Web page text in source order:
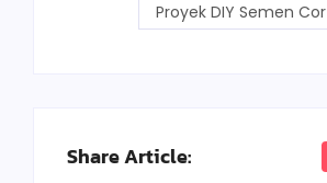
Proyek DIY Semen Cor
Share Article: